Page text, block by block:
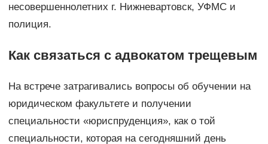
несовершеннолетних г. Нижневартовск, УФМС и
полиция.
Как связаться с адвокатом трещевым
На встрече затрагивались вопросы об обучении на
юридическом факультете и получении
специальности «юриспруденция», как о той
специальности, которая на сегодняшний день